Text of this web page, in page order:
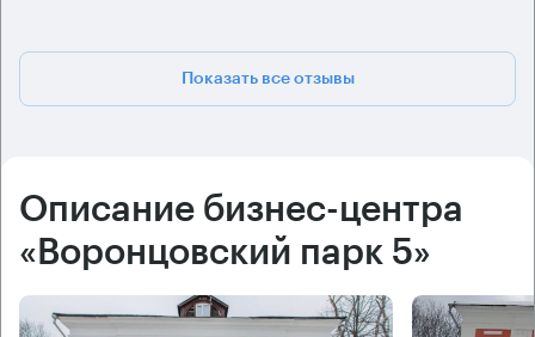
Показать все отзывы
Описание бизнес-центра
«Воронцовский парк 5»